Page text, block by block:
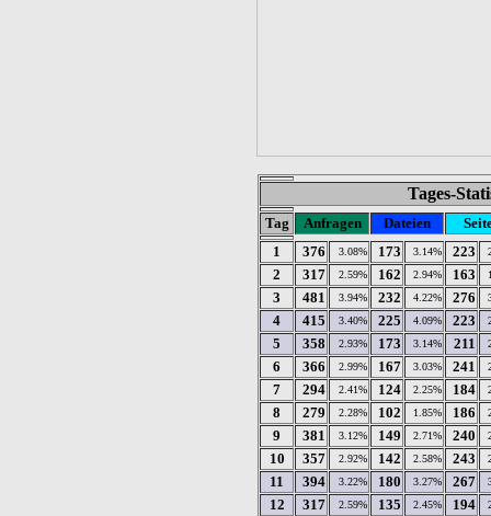
Tages-
Tag Anfragen Dateien
1
376 3.08% 173 3.14% 223
2 317 2.59% 162 2.94% 163
3 481 3.94% 232 4.22% 276
4 415 3.40% 225 4.09% 223
5 358 2.93% 173 3.14% 211
6 366 2.99% 167 3.03% 241
7 294 2.41% 124 2.25% 184
8 279 2.28% 102 1.85% 186
9 381 3.12% 149 2.71% 240
10 357 2.92% 142 2.58% 243
11 394 3.22% 180 3.27% 267
12 317 2.59% 135 2.45% 194